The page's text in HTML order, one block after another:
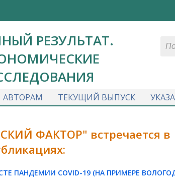
РЕЗУЛЬТАТ.
АВТОРАМ ТЕКУЩИЙ ВЫПУСК
ФАКТОР" встречается в
ПАНДЕМИИ COVID-19 (НА ПРИМЕРЕ